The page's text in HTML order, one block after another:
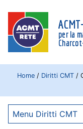
per la
Home/ Diritti CMT/
Menu Diritti CMT